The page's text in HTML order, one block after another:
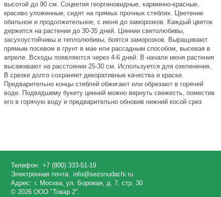
высотой до 90 см. Соцветия георгиновидные, карминно-красные,
красиво уложенные, сидят на прямых прочных стеблях. Цветение
обильное и продолжительное, с июня до заморозков. Каждый цветок
держится на растении до 30-35 дней. Циннии светолюбивы,
засухоустойчивы и теплолюбивы, боятся заморозков. Выращивают
прямым посевом в грунт в мае или рассадным способом, высевая в
апреле. Всходы появляются через 4-6 дней. В начале июня растения
высаживают на расстоянии 25-30 см. Используется для озеленения.
В срезке долго сохраняет декоративные качества и краски.
Предварительно концы стеблей обжигают или обрезают в горячей
воде. Подвядшему букету цинний можно вернуть свежесть, поместив
его в горячую воду и предварительно обновив нижний косой срез
Телефон: +7 (800) 333-51-19
Электронная почта: info@sezonudachi.ru
Адрес: г. Москва, ул. Боровая, д. 7, стр. 30
© 2026 ООО "Товар 2".